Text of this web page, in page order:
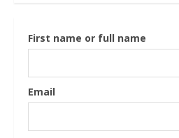
First name or full name
Email